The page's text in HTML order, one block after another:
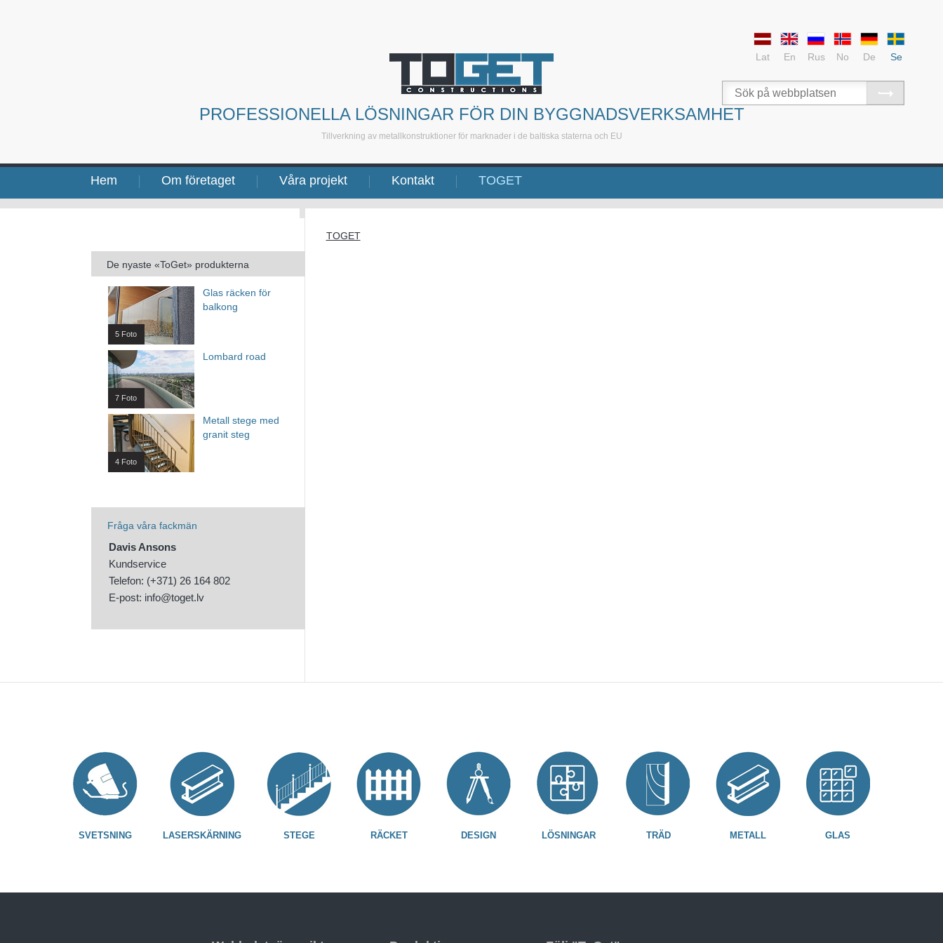
PROFESSIONELLA LÖSNINGAR FÖR DIN BYGGNADSVERKSAMHET
Tillverkning av metallkonstruktioner för marknader i de baltiska staterna och EU
Lat En Rus No De Se
Hem Om företaget Våra projekt Kontakt TOGET
De nyaste «ToGet» produkterna
Glas räcken för
balkong
5 Foto
Lombard road
7 Foto
Metall stege med
granit steg
4 Foto
Fråga våra fackmän
Davis Ansons
Kundservice
Telefon: (+371) 26 164 802
E-post: info@toget.lv
TOGET
SVETSNING LASERSKÄRNING STEGE RÄCKET DESIGN LÖSNINGAR TRÄD METALL GLAS